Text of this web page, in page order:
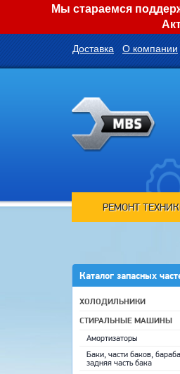
Мы стараемся
Доставка О компании
РЕМОНТ
Каталог запасных
ХОЛОДИЛЬНИКИ
СТИРАЛЬНЫЕ МАШИНЫ
Амортизаторы
Баки, части баков,
задняя часть бака